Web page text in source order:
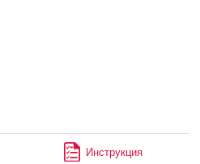
Инструкция